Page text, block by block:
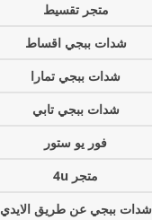
متجر تقسيط
شدات ببجي اقساط
شدات ببجي تمارا
شدات ببجي تابي
فور يو ستور
متجر 4u
شدات ببجي عن طريق الايدي